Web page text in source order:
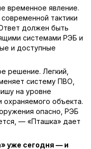
временное явление.
тактики
должен быть
системами РЭБ и
и доступные
решение. Легкий,
систему ПВО,
на уровне
охраняемого объекта.
опасно, РЭБ
— «Пташка» дает
уже сегодня — и